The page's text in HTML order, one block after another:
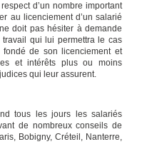
d’un nombre important
au licenciement d’un salarié
doit pas hésiter à demande
travail qui lui permettra le cas
de son licenciement et
et intérêts plus ou moins
qui leur assurent.
tous les jours les salariés
de nombreux conseils de
Bobigny, Créteil, Nanterre,